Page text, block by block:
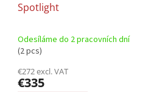
Spotlight
Odesíláme do 2 pracovních dní
(2 pcs)
€272 excl. VAT
€335